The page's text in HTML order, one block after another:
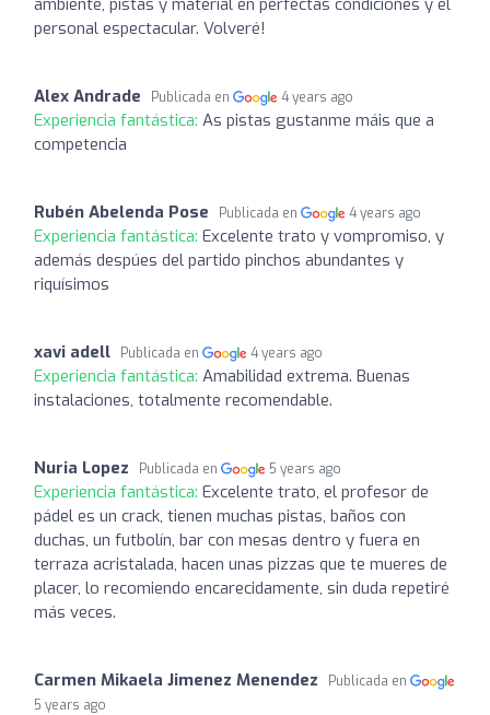
personal espectacular. Volveré!
Alex Andrade Publicada en 4 years ago
Experiencia fantástica: As pistas gustanme máis que a
competencia
Rubén Abelenda Pose Publicada en 4 years ago
Experiencia fantástica: Excelente trato y vompromiso, y
además despúes del partido pinchos abundantes y
riquísimos
xavi adell Publicada en 4 years ago
Experiencia fantástica: Amabilidad extrema. Buenas
instalaciones, totalmente recomendable.
Nuria Lopez Publicada en 5 years ago
Experiencia fantástica: Excelente trato, el profesor de
pádel es un crack, tienen muchas pistas, baños con
duchas, un futbolín, bar con mesas dentro y fuera en
terraza acristalada, hacen unas pizzas que te mueres de
placer, lo recomiendo encarecidamente, sin duda repetiré
más veces.
Carmen Mikaela Jimenez Menendez
Publicada en
5 years ago